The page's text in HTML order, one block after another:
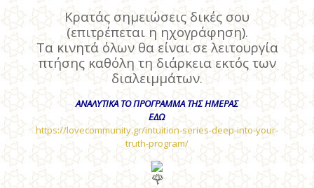
Κρατάς σημειώσεις δικές σου
(επιτρέπεται η ηχογράφηση).
Τα κινητά όλων θα είναι σε λειτουργία
πτήσης καθόλη τη διάρκεια εκτός των
διαλειμμάτων.
ΑΝΑΛΥΤΙΚΑ ΤΟ ΠΡΟΓΡΑΜΜΑ ΤΗΣ ΗΜΕΡΑΣ
ΕΔΩ
https://lovecommunity.gr/intuition-series-deep-into-your-
truth-program/